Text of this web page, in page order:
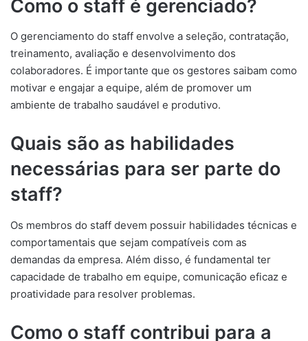
Como o staff é gerenciado?
O gerenciamento do staff envolve a seleção, contratação,
treinamento, avaliação e desenvolvimento dos
colaboradores. É importante que os gestores saibam como
motivar e engajar a equipe, além de promover um
ambiente de trabalho saudável e produtivo.
Quais são as habilidades
necessárias para ser parte do
staff?
Os membros do staff devem possuir habilidades técnicas e
comportamentais que sejam compatíveis com as
demandas da empresa. Além disso, é fundamental ter
capacidade de trabalho em equipe, comunicação eficaz e
proatividade para resolver problemas.
Como o staff contribui para a